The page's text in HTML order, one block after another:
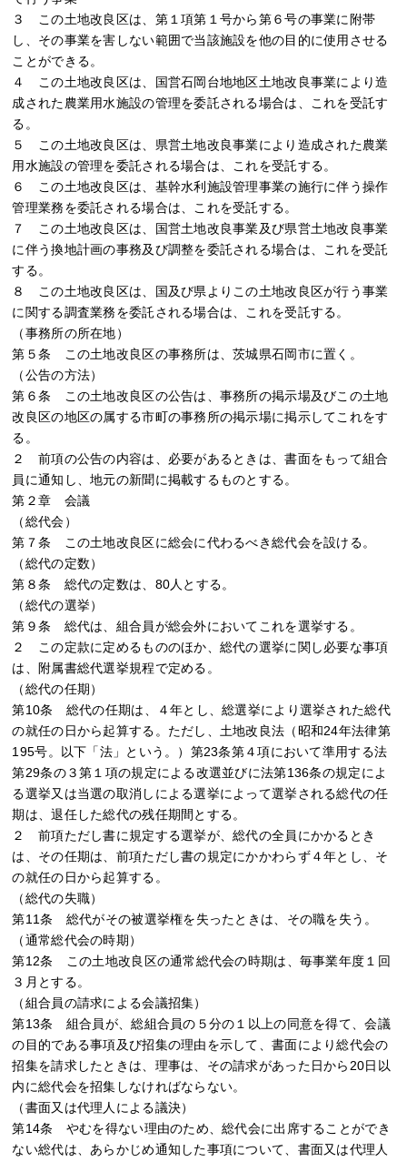
３ この土地改良区は、第１項第１号から第６号の事業に附帯
し、その事業を害しない範囲で当該施設を他の目的に使用させる
ことができる。
４ この土地改良区は、国営石岡台地地区土地改良事業により造
成された農業用水施設の管理を委託される場合は、これを受託す
る。
５ この土地改良区は、県営土地改良事業により造成された農業
用水施設の管理を委託される場合は、これを受託する。
６ この土地改良区は、基幹水利施設管理事業の施行に伴う操作
管理業務を委託される場合は、これを受託する。
７ この土地改良区は、国営土地改良事業及び県営土地改良事業
に伴う換地計画の事務及び調整を委託される場合は、これを受託
する。
８ この土地改良区は、国及び県よりこの土地改良区が行う事業
に関する調査業務を委託される場合は、これを受託する。
（事務所の所在地）
第５条 この土地改良区の事務所は、茨城県石岡市に置く。
（公告の方法）
第６条 この土地改良区の公告は、事務所の掲示場及びこの土地
改良区の地区の属する市町の事務所の掲示場に掲示してこれをす
る。
２ 前項の公告の内容は、必要があるときは、書面をもって組合
員に通知し、地元の新聞に掲載するものとする。
第２章 会議
（総代会）
第７条 この土地改良区に総会に代わるべき総代会を設ける。
（総代の定数）
第８条 総代の定数は、80人とする。
（総代の選挙）
第９条 総代は、組合員が総会外においてこれを選挙する。
２ この定款に定めるもののほか、総代の選挙に関し必要な事項
は、附属書総代選挙規程で定める。
（総代の任期）
第10条 総代の任期は、４年とし、総選挙により選挙された総代
の就任の日から起算する。ただし、土地改良法（昭和24年法律第
195号。以下「法」という。）第23条第４項において準用する法
第29条の３第１項の規定による改選並びに法第136条の規定によ
る選挙又は当選の取消しによる選挙によって選挙される総代の任
期は、退任した総代の残任期間とする。
２ 前項ただし書に規定する選挙が、総代の全員にかかるとき
は、その任期は、前項ただし書の規定にかかわらず４年とし、そ
の就任の日から起算する。
（総代の失職）
第11条 総代がその被選挙権を失ったときは、その職を失う。
（通常総代会の時期）
第12条 この土地改良区の通常総代会の時期は、毎事業年度１回
３月とする。
（組合員の請求による会議招集）
第13条 組合員が、総組合員の５分の１以上の同意を得て、会議
の目的である事項及び招集の理由を示して、書面により総代会の
招集を請求したときは、理事は、その請求があった日から20日以
内に総代会を招集しなければならない。
（書面又は代理人による議決）
第14条 やむを得ない理由のため、総代会に出席することができ
ない総代は、あらかじめ通知した事項について、書面又は代理人